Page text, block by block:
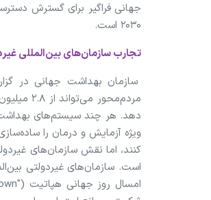
جهانی فراگیر برای گسترش
۲۰۳۰ است.
تجارب سازمان‌های بین‌المللی
سازمان بهداشت جهانی در
دهد. هر چند سیستم‌های بهداشت
ویژه آزمایش و درمان را
کنند، اما نقش سازمان‌های